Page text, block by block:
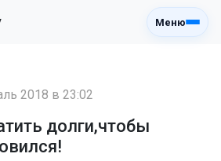
Меню
2018 в 23:02
долги,чтобы